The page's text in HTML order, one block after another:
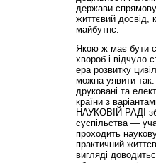
держави
життєвий досвід,
майбутнє.
Якою ж має бути
хвороб і відчуло
ера розвитку
можна уявити
друковані та
країни з
НАУКОВІЙ РАДІ
суспільства —
проходить
практичний
вигляді